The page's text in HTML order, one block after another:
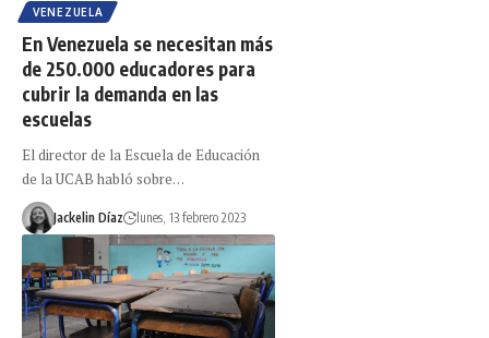
VENEZUELA
En Venezuela se necesitan más
de 250.000 educadores para
cubrir la demanda en las
escuelas
El director de la Escuela de Educación
de la UCAB habló sobre…
Jackelin Díaz lunes, 13 febrero 2023